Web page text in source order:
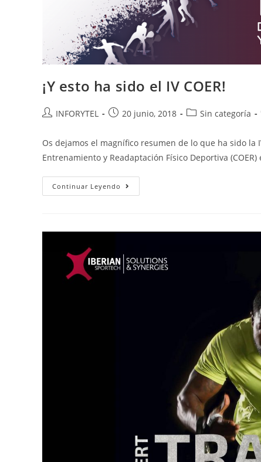
¡Y esto ha sido el IV COER!
INFORYTEL 20 junio, 2018 Sin categoría
Os dejamos el magnífico resumen de lo que ha sido
Entrenamiento y Readaptación Físico Deportiva
Continuar Leyendo